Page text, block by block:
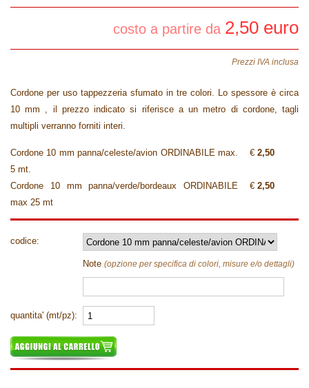
costo a partire da 2,50 euro
Prezzi IVA inclusa
Cordone per uso tappezzeria sfumato in tre colori. Lo spessore è circa
10 mm , il prezzo indicato si riferisce a un metro di cordone, tagli
multipli verranno forniti interi.
Cordone 10 mm panna/celeste/avion ORDINABILE max.
5 mt.
€ 2,50
Cordone 10 mm panna/verde/bordeaux ORDINABILE
max 25 mt
€ 2,50
codice:
Note (opzione per specifica di colori, misure e/o dettagli)
quantita' (mt/pz):